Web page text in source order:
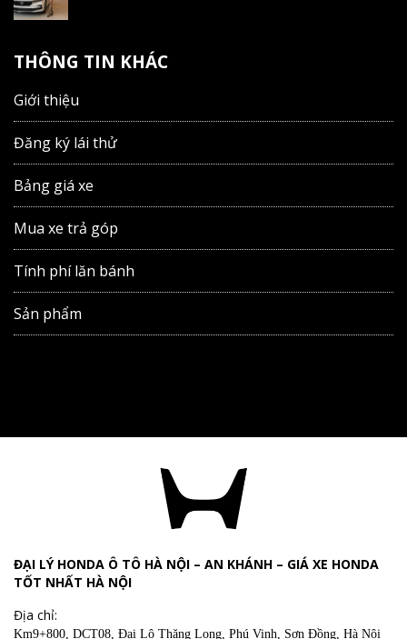
THÔNG TIN KHÁC
Giới thiệu
Đăng ký lái thử
Bảng giá xe
Mua xe trả góp
Tính phí lăn bánh
Sản phẩm
ĐẠI LÝ HONDA Ô TÔ HÀ NỘI – AN KHÁNH – GIÁ XE HONDA
TỐT NHẤT HÀ NỘI
Địa chỉ:
Km9+800, DCT08, Đại Lộ Thăng Long, Phú Vinh, Sơn Đồng, Hà Nội